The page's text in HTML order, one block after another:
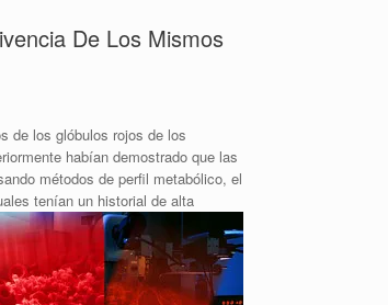
De Los Mismos
de los glóbulos rojos de los
habían demostrado que las
métodos de perfil metabólico, el
tenían un historial de alta